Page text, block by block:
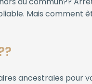
Mais comment
ancestrales pour